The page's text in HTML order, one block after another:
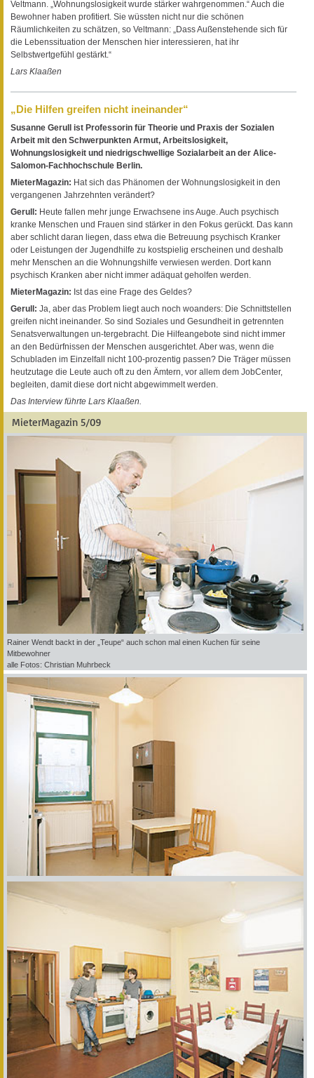
Veltmann. „Wohnungslosigkeit wurde stärker wahrgenommen.“ Auch die
Bewohner haben profitiert. Sie wüssten nicht nur die schönen
Räumlichkeiten zu schätzen, so Veltmann: „Dass Außenstehende sich für
die Lebenssituation der Menschen hier interessieren, hat ihr
Selbstwertgefühl gestärkt.“
Lars Klaaßen
„Die Hilfen greifen nicht ineinander“
Susanne Gerull ist Professorin für Theorie und Praxis der Sozialen
Arbeit mit den Schwerpunkten Armut, Arbeitslosigkeit,
Wohnungslosigkeit und niedrigschwellige Sozialarbeit an der Alice-
Salomon-Fachhochschule Berlin.
MieterMagazin: Hat sich das Phänomen der Wohnungslosigkeit in den
vergangenen Jahrzehnten verändert?
Gerull: Heute fallen mehr junge Erwachsene ins Auge. Auch psychisch
kranke Menschen und Frauen sind stärker in den Fokus gerückt. Das kann
aber schlicht daran liegen, dass etwa die Betreuung psychisch Kranker
oder Leistungen der Jugendhilfe zu kostspielig erscheinen und deshalb
mehr Menschen an die Wohnungshilfe verwiesen werden. Dort kann
psychisch Kranken aber nicht immer adäquat geholfen werden.
MieterMagazin: Ist das eine Frage des Geldes?
Gerull: Ja, aber das Problem liegt auch noch woanders: Die Schnittstellen
greifen nicht ineinander. So sind Soziales und Gesundheit in getrennten
Senatsverwaltungen un-tergebracht. Die Hilfeangebote sind nicht immer
an den Bedürfnissen der Menschen ausgerichtet. Aber was, wenn die
Schubladen im Einzelfall nicht 100-prozentig passen? Die Träger müssen
heutzutage die Leute auch oft zu den Ämtern, vor allem dem JobCenter,
begleiten, damit diese dort nicht abgewimmelt werden.
Das Interview führte Lars Klaaßen.
MieterMagazin 5/09
Rainer Wendt backt in der „Teupe“ auch schon mal einen Kuchen für seine
Mitbewohner
alle Fotos: Christian Muhrbeck